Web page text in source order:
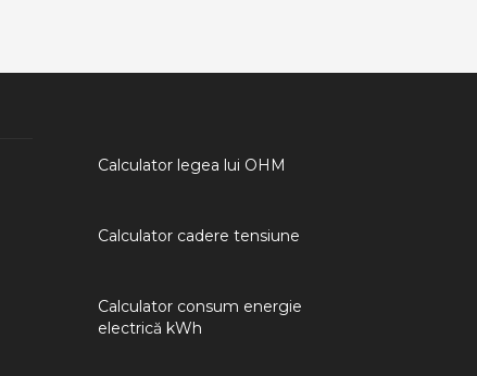
Calculator legea lui OHM
Calculator cadere tensiune
Calculator consum energie
electrică kWh